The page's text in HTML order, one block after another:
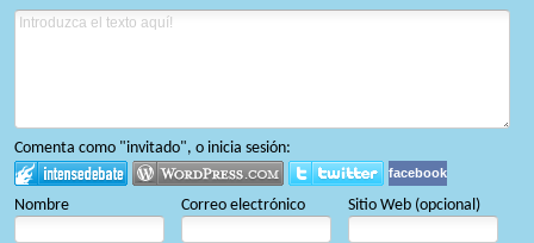
Comenta como "invitado", o inicia sesión:
facebook
Nombre Correo electrónico Sitio Web (opcional)